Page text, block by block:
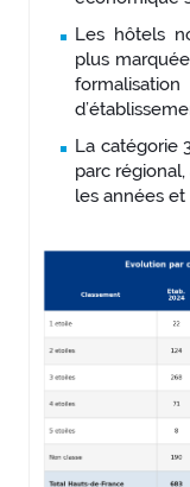
Les hôtels
plus
La catégorie
parc
les années et